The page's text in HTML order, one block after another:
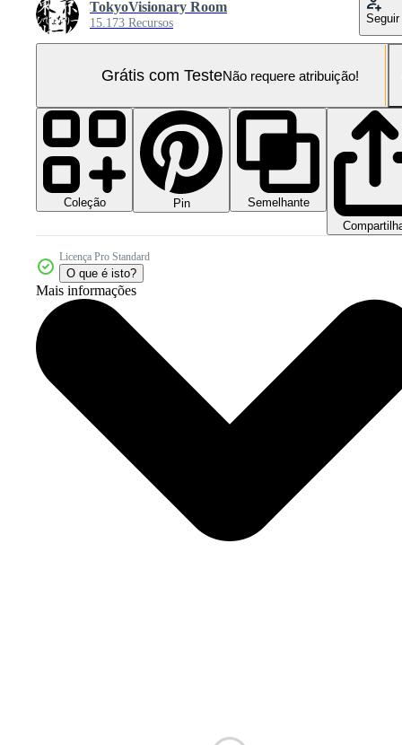
TokyoVisionary Room
15.173 Recursos Seguir
Grátis com TesteNão requere atribuição!
Coleção Pin
Semelhante
Licença Pro Standard
O que é isto?
Mais informações